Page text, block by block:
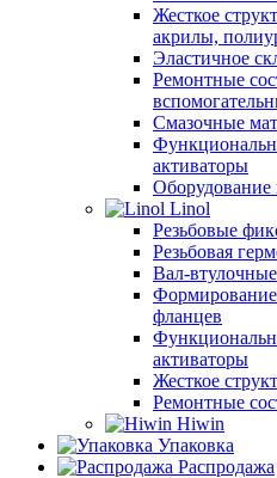
Жесткое
акрилы,
Эластичное
Ремонтные
Смазочные
активаторы
Оборудование
Linol
Резьбовые
Резьбовая
Вал-
Формирование
фланцев
активаторы
Жесткое
Ремонтные
Hiwin
Упаковка
Распродажа